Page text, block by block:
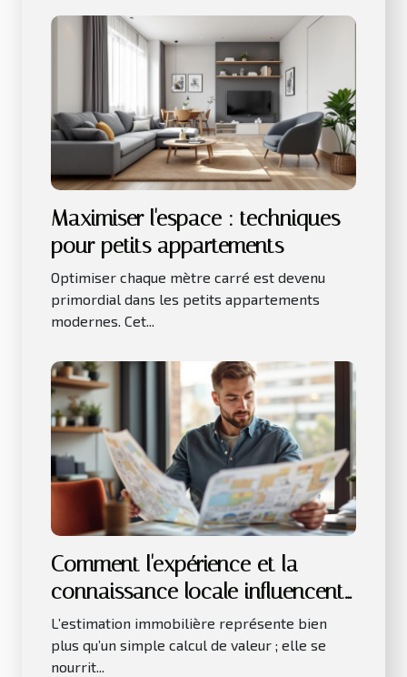
Maximiser l'espace : techniques
pour petits appartements
Optimiser chaque mètre carré est devenu
primordial dans les petits appartements
modernes. Cet...
Comment l'expérience et la
connaissance locale influencent-
elles l'estimation immobilière ?
L’estimation immobilière représente bien
plus qu’un simple calcul de valeur ; elle se
nourrit...